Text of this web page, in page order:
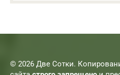
© 2026 Две Сотки.